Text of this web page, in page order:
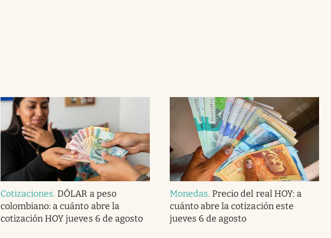
Cotizaciones. DÓLAR a peso
colombiano: a cuánto abre la
cotización HOY jueves 6 de agosto
Monedas. Precio del real HOY: a
cuánto abre la cotización este
jueves 6 de agosto